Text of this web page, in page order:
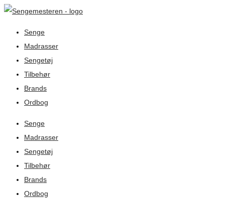
Senge
Madrasser
Sengetøj
Tilbehør
Brands
Ordbog
Senge
Madrasser
Sengetøj
Tilbehør
Brands
Ordbog